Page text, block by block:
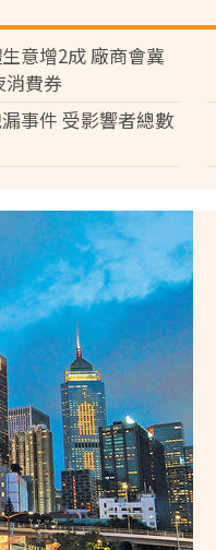
意增2成 廠商會冀
消費券
事件 受影響者總數